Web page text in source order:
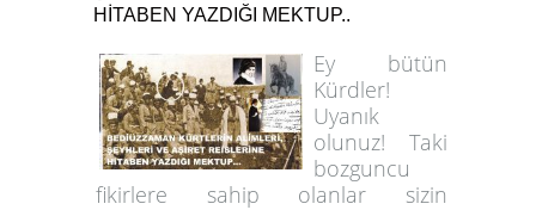
HİTABEN YAZDIĞI MEKTUP..
Ey bütün
Kürdler!
Uyanık
olunuz! Taki
bozguncu
fikirlere sahip olanlar sizin